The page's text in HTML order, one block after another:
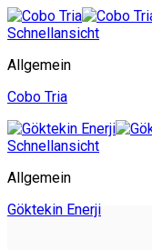
Schnellansicht
Allgemein
Cobo Tria
Schnellansicht
Allgemein
Göktekin Enerji